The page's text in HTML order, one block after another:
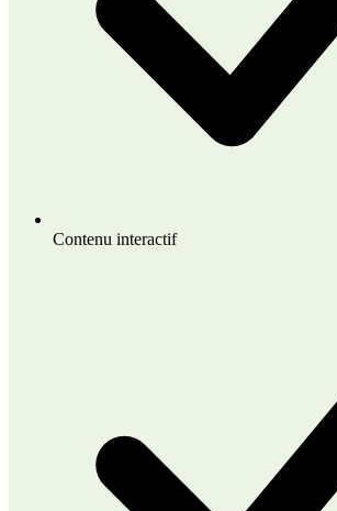
Contenu interactif